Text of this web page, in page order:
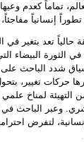
تماماً كعدم
إنسانياً
حالياً تعد بتغير في
البيضاء
شدد الباحث
حركات تغيير،
التهيئة لمناخ
وعبر الباحث
لتفرض